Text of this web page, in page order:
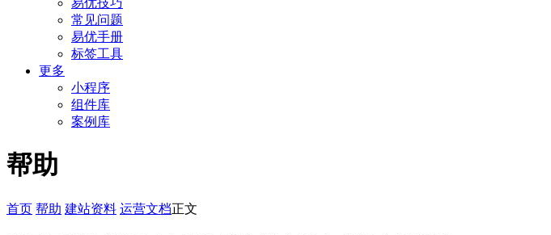
易优技巧
常见问题
易优手册
标签工具
更多
小程序
组件库
案例库
帮助
首页 帮助 建站资料 运营文档正文